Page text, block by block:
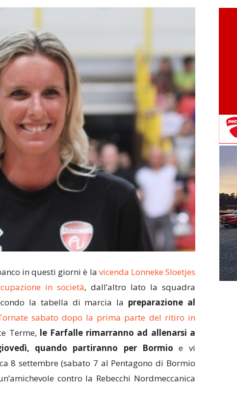
in questi giorni è la vicenda Lonneke Sloetjes
in società, dall’altro lato la squadra
la tabella di marcia la preparazione al
sabato dopo la prima parte del ritiro in
Terme, le Farfalle rimarranno ad allenarsi a
quando partiranno per Bormio e vi
8 settembre (sabato 7 al Pentagono di Bormio
contro la Rebecchi Nordmeccanica